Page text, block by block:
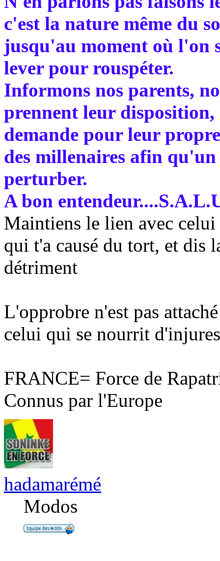
c'est la nature même du
jusqu'au moment où l'on
lever pour rouspéter.
Informons nos parents,
prennent leur
demande pour leur
des millenaires afin
perturber.
A bon
Maintiens le lien avec
qui t'a causé du tort, et dis
détriment
L'opprobre n'est pas
celui qui se nourrit
FRANCE= Force de
Connus par l'Europe
hadamarémé
Modos